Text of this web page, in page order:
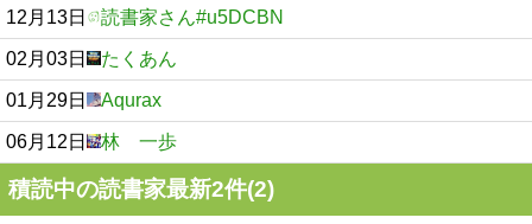
12月13日 読書家さん#u5DCBN
02月03日 たくあん
01月29日 Aqurax
06月12日 林 一歩
積読中の読書家最新2件(2)